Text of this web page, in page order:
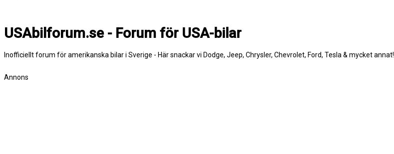
USAbilforum.se - Forum för USA-bilar
Inofficiellt forum för amerikanska bilar i Sverige - Här snackar vi Dodge, Jeep, Chrysler, Chevrolet, Ford, Tesla & mycket annat!
Annons